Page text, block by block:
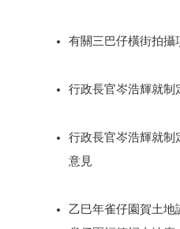
有關三巴仔橫街拍攝
行政長官岑浩輝就制
行政長官岑浩輝就制
意見
乙巳年雀仔園賀土地